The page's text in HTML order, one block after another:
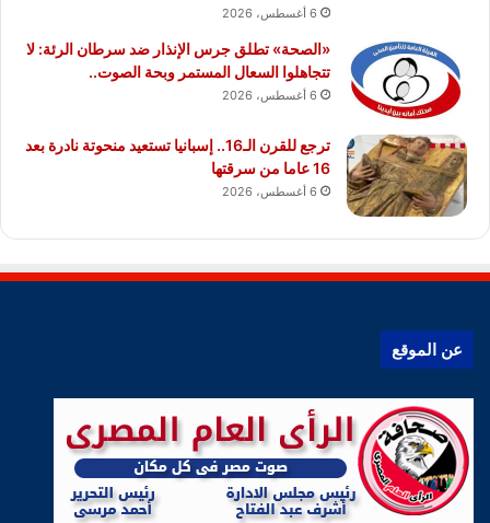
6 أغسطس، 2026
«الصحة» تطلق جرس الإنذار ضد سرطان الرئة: لا
تتجاهلوا السعال المستمر وبحة الصوت..
6 أغسطس، 2026
ترجع للقرن الـ16.. إسبانيا تستعيد منحوتة نادرة بعد
16 عاما من سرقتها
6 أغسطس، 2026
عن الموقع